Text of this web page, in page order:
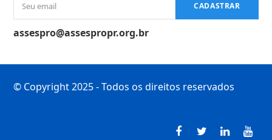
email
CADASTRAR
assespro@assespropr.org.br
© Copyright 2025 - Todos os direitos reservados
FacebookTwitter